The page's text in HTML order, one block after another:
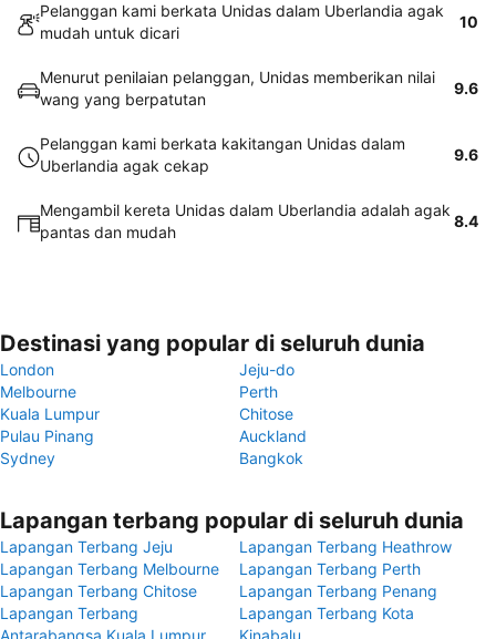
Pelanggan kami berkata Unidas dalam Uberlandia agak
mudah untuk dicari
10
Menurut penilaian pelanggan, Unidas memberikan nilai
wang yang berpatutan
9.6
Pelanggan kami berkata kakitangan Unidas dalam
Uberlandia agak cekap
9.6
Mengambil kereta Unidas dalam Uberlandia adalah agak
pantas dan mudah
8.4
Destinasi yang popular di seluruh dunia
London
Jeju-do
Melbourne
Perth
Kuala Lumpur
Chitose
Pulau Pinang
Auckland
Sydney
Bangkok
Lapangan terbang popular di seluruh dunia
Lapangan Terbang Jeju
Lapangan Terbang Heathrow
Lapangan Terbang Melbourne
Lapangan Terbang Perth
Lapangan Terbang Chitose
Lapangan Terbang Penang
Lapangan Terbang
Antarabangsa Kuala Lumpur
Lapangan Terbang Kota
Kinabalu